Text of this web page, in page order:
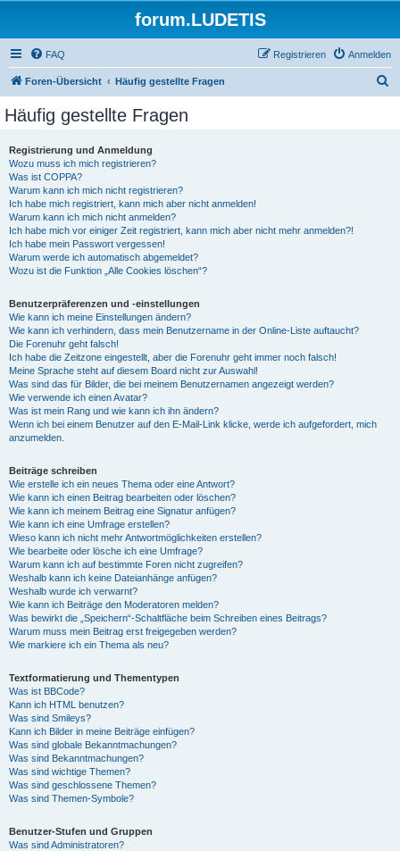
forum.LUDETIS
FAQ Anmelden
Registrieren
Foren-Übersicht Häufig gestellte Fragen
Häufig gestellte Fragen
Registrierung und Anmeldung
Wozu muss ich mich registrieren?
Was ist COPPA?
Warum kann ich mich nicht registrieren?
Ich habe mich registriert, kann mich aber nicht anmelden!
Warum kann ich mich nicht anmelden?
Ich habe mich vor einiger Zeit registriert, kann mich aber nicht mehr anmelden?!
Ich habe mein Passwort vergessen!
Warum werde ich automatisch abgemeldet?
Wozu ist die Funktion „Alle Cookies löschen“?
Benutzerpräferenzen und -einstellungen
Wie kann ich meine Einstellungen ändern?
Wie kann ich verhindern, dass mein Benutzername in der Online-Liste auftaucht?
Die Forenuhr geht falsch!
Ich habe die Zeitzone eingestellt, aber die Forenuhr geht immer noch falsch!
Meine Sprache steht auf diesem Board nicht zur Auswahl!
Was sind das für Bilder, die bei meinem Benutzernamen angezeigt werden?
Wie verwende ich einen Avatar?
Was ist mein Rang und wie kann ich ihn ändern?
Wenn ich bei einem Benutzer auf den E-Mail-Link klicke, werde ich aufgefordert, mich
anzumelden.
Beiträge schreiben
Wie erstelle ich ein neues Thema oder eine Antwort?
Wie kann ich einen Beitrag bearbeiten oder löschen?
Wie kann ich meinem Beitrag eine Signatur anfügen?
Wie kann ich eine Umfrage erstellen?
Wieso kann ich nicht mehr Antwortmöglichkeiten erstellen?
Wie bearbeite oder lösche ich eine Umfrage?
Warum kann ich auf bestimmte Foren nicht zugreifen?
Weshalb kann ich keine Dateianhänge anfügen?
Weshalb wurde ich verwarnt?
Wie kann ich Beiträge den Moderatoren melden?
Was bewirkt die „Speichern“-Schaltfläche beim Schreiben eines Beitrags?
Warum muss mein Beitrag erst freigegeben werden?
Wie markiere ich ein Thema als neu?
Textformatierung und Thementypen
Was ist BBCode?
Kann ich HTML benutzen?
Was sind Smileys?
Kann ich Bilder in meine Beiträge einfügen?
Was sind globale Bekanntmachungen?
Was sind Bekanntmachungen?
Was sind wichtige Themen?
Was sind geschlossene Themen?
Was sind Themen-Symbole?
Benutzer-Stufen und Gruppen
Was sind Administratoren?